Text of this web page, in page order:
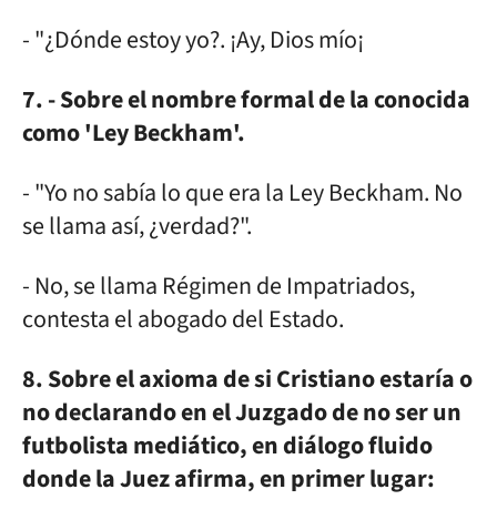
- "¿Dónde estoy yo?. ¡Ay, Dios mío¡
7. - Sobre el nombre formal de la conocida
como 'Ley Beckham'.
- "Yo no sabía lo que era la Ley Beckham. No
se llama así, ¿verdad?".
- No, se llama Régimen de Impatriados,
contesta el abogado del Estado.
8. Sobre el axioma de si Cristiano estaría o
no declarando en el Juzgado de no ser un
futbolista mediático, en diálogo fluido
donde la Juez afirma, en primer lugar: